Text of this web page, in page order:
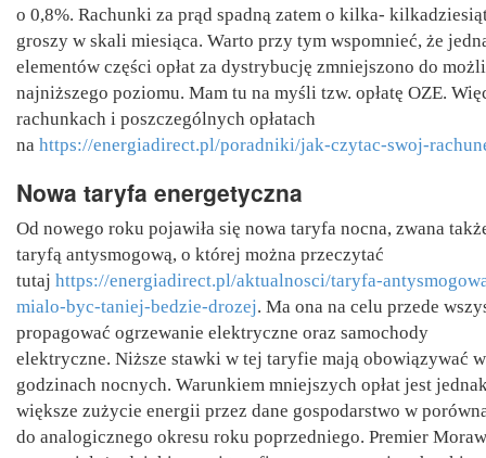
o 0,8%. Rachunki za prąd spadną zatem o kilka-
groszy w skali miesiąca. Warto przy tym wspomnieć, że
elementów części opłat za dystrybucję zmniejszono do
najniższego poziomu. Mam tu na myśli tzw. opłatę OZE.
rachunkach i poszczególnych opłatach
na https://energiadirect.pl/poradniki/jak-czytac-swoj-
Nowa taryfa energetyczna
Od nowego roku pojawiła się nowa taryfa nocna, zwana
taryfą antysmogową, o której można przeczytać
tutaj https://energiadirect.pl/aktualnosci/taryfa-
mialo-byc-taniej-bedzie-drozej. Ma ona na celu przede
propagować ogrzewanie elektryczne oraz samochody
elektryczne. Niższe stawki w tej taryfie mają obowiązywać w
godzinach nocnych. Warunkiem mniejszych opłat jest
większe zużycie energii przez dane gospodarstwo w
do analogicznego okresu roku poprzedniego. Premier